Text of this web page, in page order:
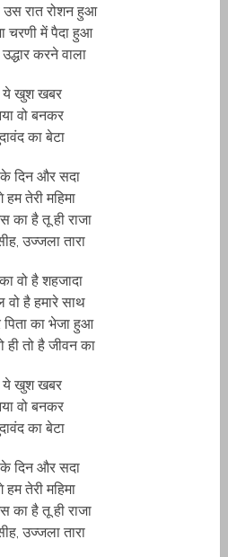
उस रात रोशन हुआ
चरणी में पैदा हुआ
करने वाला
ये खुश खबर
वो बनकर
का बेटा
दिन और सदा
हम तेरी महिमा
का है तू ही राजा
उज्जला तारा
वो है शहजादा
वो है हमारे साथ
पिता का भेजा हुआ
ही तो है जीवन का
ये खुश खबर
वो बनकर
का बेटा
दिन और सदा
हम तेरी महिमा
का है तू ही राजा
उज्जला तारा